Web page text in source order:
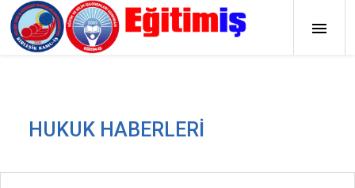
HUKUK HABERLERI